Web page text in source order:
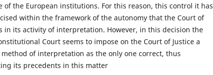
of the European institutions. For this reason, this control it has
within the framework of the autonomy that the Court of
in its activity of interpretation. However, in this decision the
Court seems to impose on the Court of Justice a
of interpretation as the only one correct, thus
its precedents in this matter